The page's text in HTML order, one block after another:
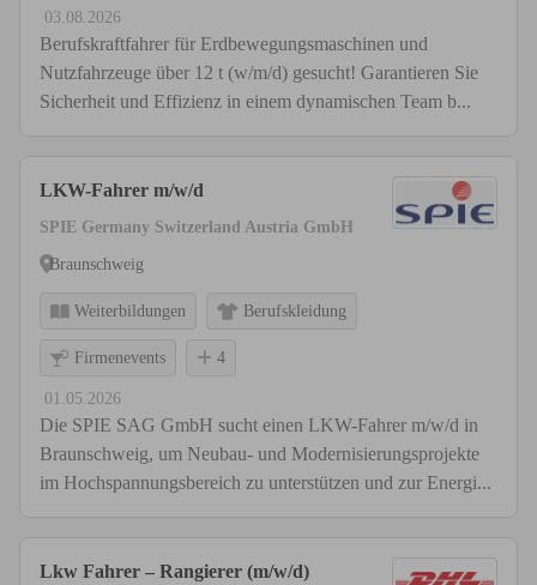
03.08.2026
Berufskraftfahrer für Erdbewegungsmaschinen und
Nutzfahrzeuge über 12 t (w/m/d) gesucht! Garantieren Sie
Sicherheit und Effizienz in einem dynamischen Team b...
LKW-Fahrer m/w/d
SPIE Germany Switzerland Austria GmbH
Braunschweig
Weiterbildungen Berufskleidung
Firmenevents 4
01.05.2026
Die SPIE SAG GmbH sucht einen LKW-Fahrer m/w/d in
Braunschweig, um Neubau- und Modernisierungsprojekte
im Hochspannungsbereich zu unterstützen und zur Energi...
Lkw Fahrer – Rangierer (m/w/d)